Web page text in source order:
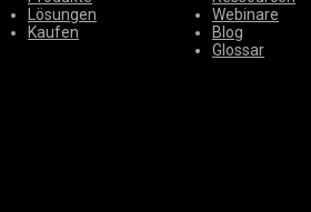
Lösungen
Kaufen
Webinare
Blog
Glossar